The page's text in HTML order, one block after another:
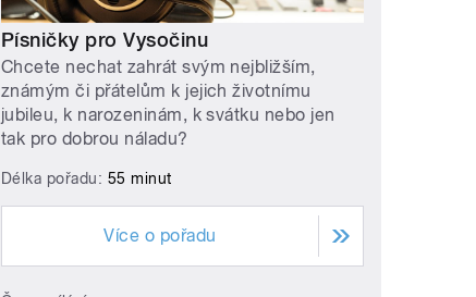
Písničky pro Vysočinu
Chcete nechat zahrát svým nejbližším,
známým či přátelům k jejich životnímu
jubileu, k narozeninám, k svátku nebo jen
tak pro dobrou náladu?
Délka pořadu: 55 minut
Více o pořadu